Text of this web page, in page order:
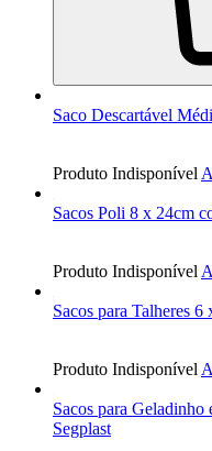
Saco Descartável
Produto Indisponível
Sacos Poli 8 x 24cm
Produto Indisponível
Sacos para Talheres
Produto Indisponível
Sacos para
Segplast